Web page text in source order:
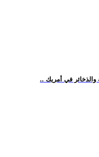
والذخائر في أمريك